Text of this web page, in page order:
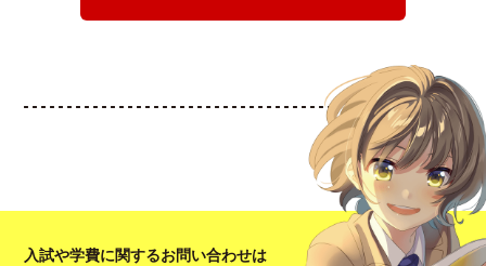
入試や学費に関するお問い合わせは